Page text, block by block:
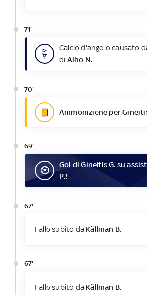
71'
Calcio d'angolo causato
di Alho N.
70'
Ammonizione per
69'
Gol diGineitis G. su
P.!
67'
Fallo subito da Källman B.
67'
Fallo subito da Källman B.